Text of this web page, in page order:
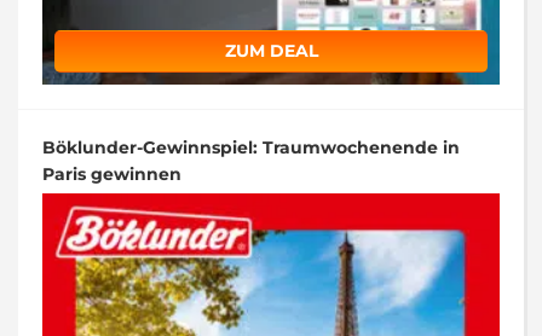
ZUM DEAL
Böklunder-Gewinnspiel: Traumwochenende in
Paris gewinnen